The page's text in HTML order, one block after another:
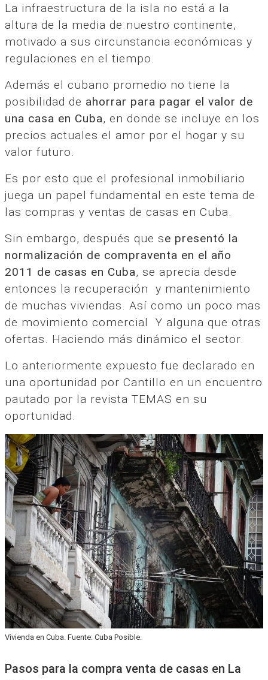
La infraestructura de la isla no está a la
altura de la media de nuestro continente,
motivado a sus circunstancia económicas y
regulaciones en el tiempo.
Además el cubano promedio no tiene la
posibilidad de ahorrar para pagar el valor de
una casa en Cuba, en donde se incluye en los
precios actuales el amor por el hogar y su
valor futuro.
Es por esto que el profesional inmobiliario
juega un papel fundamental en este tema de
las compras y ventas de casas en Cuba.
Sin embargo, después que se presentó la
normalización de compraventa en el año
2011 de casas en Cuba, se aprecia desde
entonces la recuperación y mantenimiento
de muchas viviendas. Así como un poco mas
de movimiento comercial Y alguna que otras
ofertas. Haciendo más dinámico el sector.
Lo anteriormente expuesto fue declarado en
una oportunidad por Cantillo en un encuentro
pautado por la revista TEMAS en su
oportunidad.
Vivienda en Cuba. Fuente: Cuba Posible.
Pasos para la compra venta de casas en La